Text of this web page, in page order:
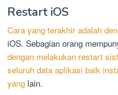
Restart iOS
Cara yang terakhir adalah
iOS. Sebagian orang
dengan melakukan restart
seluruh data aplikasi baik
yang lain.